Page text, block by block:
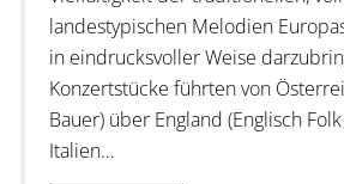
landestypischen Melodien
in eindrucksvoller Weise
Konzertstücke führten von
Bauer) über England (Englisch
Italien…